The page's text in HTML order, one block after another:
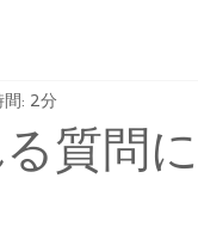
質問
間: 2分